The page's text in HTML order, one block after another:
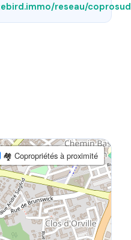
reseau/coprosud
🏘 Copropriétés à proximité